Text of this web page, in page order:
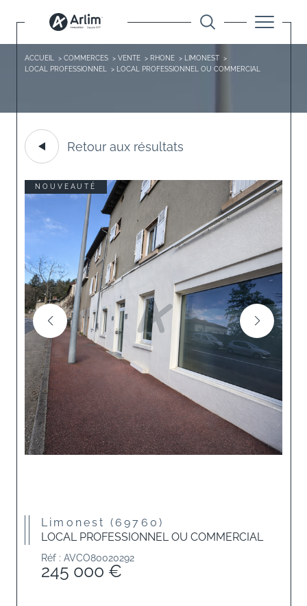
ACCUEIL COMMERCES VENTE RHONE
LIMONEST
LOCAL PROFESSIONNEL
LOCAL PROFESSIONNEL OU COMMERCIAL
Retour aux résultats
NOUVEAUTÉ
Limonest (69760)
LOCAL PROFESSIONNEL OU COMMERCIAL
Réf : AVCO80020292
245 000 €